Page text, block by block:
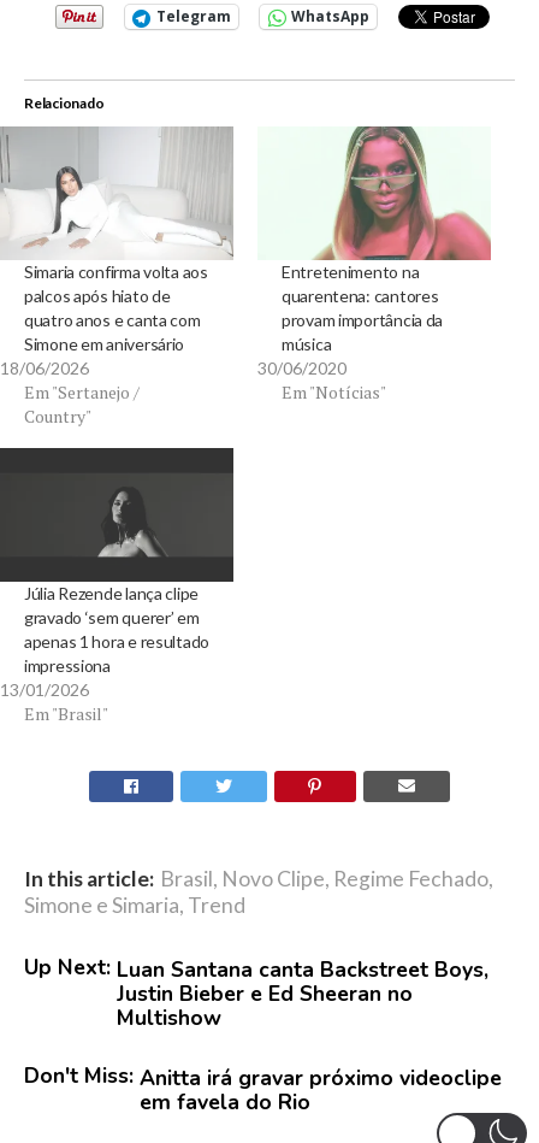
Telegram WhatsApp
Relacionado
Simaria confirma volta aos
palcos após hiato de
quatro anos e canta com
Simone em aniversário
18/06/2026
Em "Sertanejo /
Country"
Entretenimento na
quarentena: cantores
provam importância da
música
30/06/2020
Em "Notícias"
Júlia Rezende lança clipe
gravado ‘sem querer’ em
apenas 1 hora e resultado
impressiona
13/01/2026
Em "Brasil"
In this article: Brasil, Novo Clipe, Regime Fechado,
Simone e Simaria, Trend
Up Next: Luan Santana canta Backstreet Boys,
Justin Bieber e Ed Sheeran no
Multishow
Don't Miss: Anitta irá gravar próximo videoclipe
em favela do Rio